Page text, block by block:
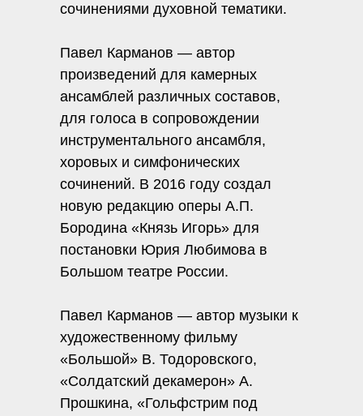
сочинениями духовной тематики.
Павел Карманов — автор
произведений для камерных
ансамблей различных составов,
для голоса в сопровождении
инструментального ансамбля,
хоровых и симфонических
сочинений. В 2016 году создал
новую редакцию оперы А.П.
Бородина «Князь Игорь» для
постановки Юрия Любимова в
Большом театре России.
Павел Карманов — автор музыки к
художественному фильму
«Большой» В. Тодоровского,
«Солдатский декамерон» А.
Прошкина, «Гольфстрим под